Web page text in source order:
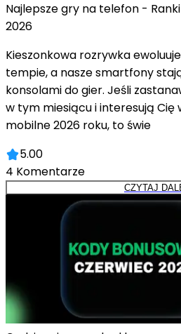
Najlepsze gry na telefon -
2026
Kieszonkowa rozrywka
tempie, a nasze smartfony
konsolami do gier. Jeśli
w tym miesiącu i interesują Cię
mobilne 2026 roku, to świe
5.00
4 Komentarze
CZYTAJ